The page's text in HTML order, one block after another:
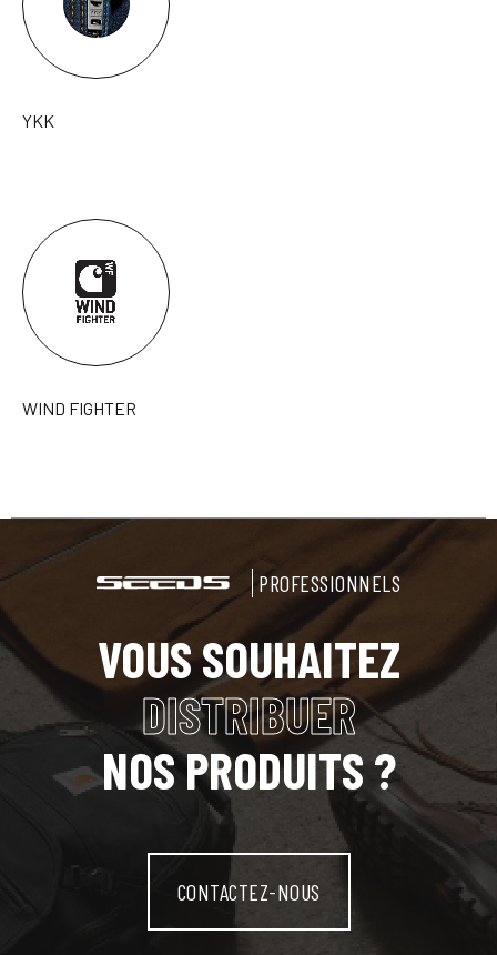
YKK
WIND FIGHTER
PROFESSIONNELS
VOUS SOUHAITEZ
DISTRIBUER
NOS PRODUITS ?
CONTACTEZ-NOUS